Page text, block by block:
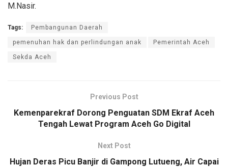
M.Nasir.
Tags: Pembangunan Daerah
pemenuhan hak dan perlindungan anak Pemerintah Aceh
Sekda Aceh
Previous Post
Kemenparekraf Dorong Penguatan SDM Ekraf Aceh
Tengah Lewat Program Aceh Go Digital
Next Post
Hujan Deras Picu Banjir di Gampong Lutueng, Air Capai